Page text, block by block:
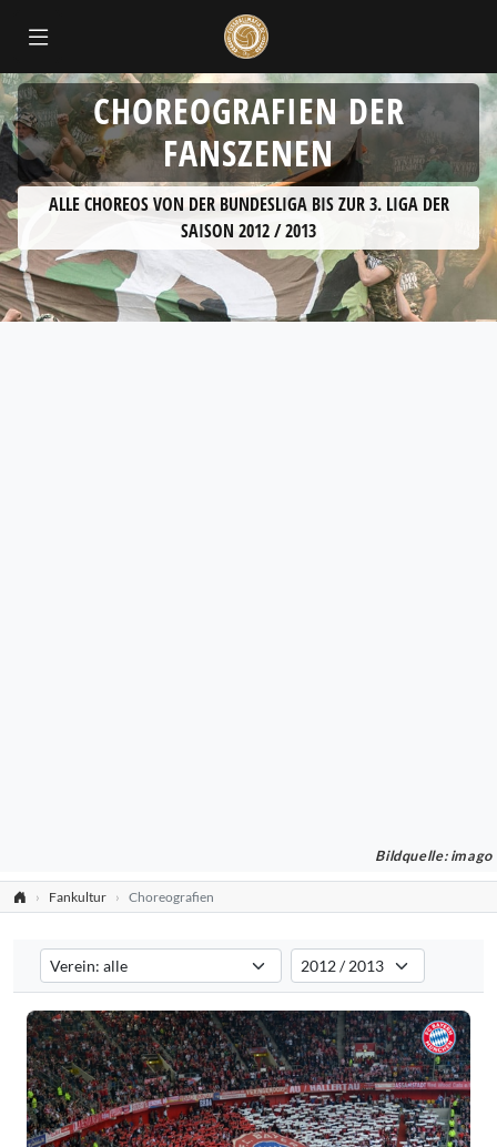
CHOREOGRAFIEN DER
FANSZENEN
ALLE CHOREOS VON DER BUNDESLIGA BIS ZUR 3. LIGA DER
SAISON 2012 / 2013
Bildquelle: imago
Fankultur Choreografien
Verein auswählen
Filtert die Choreografien nach dem ausgewählten Verein.
Saison auswählen
Filtert die Choreografien nach